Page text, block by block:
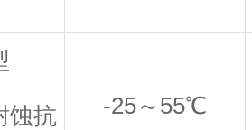
-25～55℃
蚀抗